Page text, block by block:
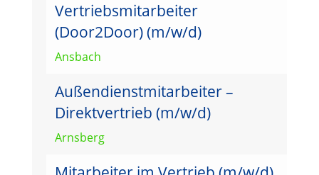
Vertriebsmitarbeiter
(Door2Door) (m/w/d)
Ansbach
Außendienstmitarbeiter –
Direktvertrieb (m/w/d)
Arnsberg